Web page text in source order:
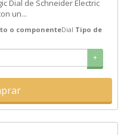
Dial de Schneider Electric
un...
o componenteDial Tipo de
+